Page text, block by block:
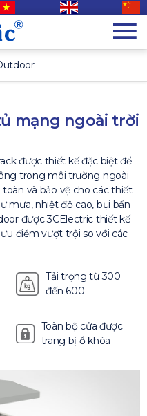
mạng ngoài trời
được thiết kế đặc biệt để
trong môi trường ngoài
và bảo vệ cho các thiết
mưa, nhiệt độ cao, bụi bẩn
được 3CElectric thiết kế
điểm vượt trội so với các
Tải trọng từ 300
đến 600
Toàn bộ cửa được
trang bị ổ khóa